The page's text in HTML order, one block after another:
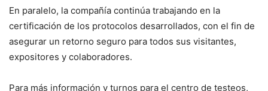
En paralelo, la compañía continúa trabajando en la
certificación de los protocolos desarrollados, con el fin de
asegurar un retorno seguro para todos sus visitantes,
expositores y colaboradores.
Para más información y turnos para el centro de testeos,